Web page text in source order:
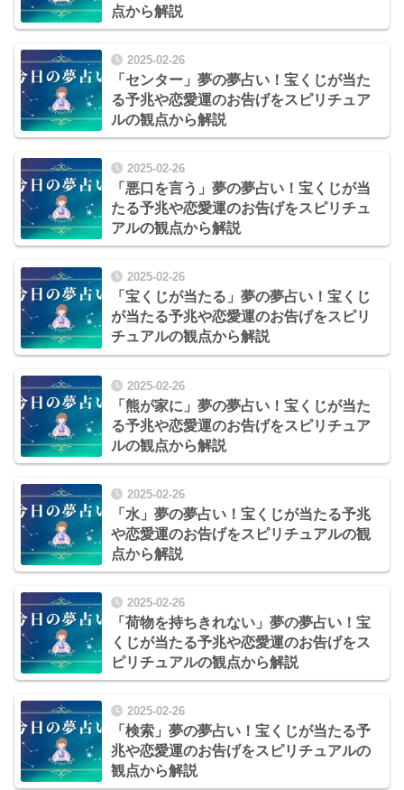
点から解説
2025-02-26
「センター」夢の夢占い！宝くじが当た
る予兆や恋愛運のお告げをスピリチュア
ルの観点から解説
2025-02-26
「悪口を言う」夢の夢占い！宝くじが当
たる予兆や恋愛運のお告げをスピリチュ
アルの観点から解説
2025-02-26
「宝くじが当たる」夢の夢占い！宝くじ
が当たる予兆や恋愛運のお告げをスピリ
チュアルの観点から解説
2025-02-26
「熊が家に」夢の夢占い！宝くじが当た
る予兆や恋愛運のお告げをスピリチュア
ルの観点から解説
2025-02-26
「水」夢の夢占い！宝くじが当たる予兆
や恋愛運のお告げをスピリチュアルの観
点から解説
2025-02-26
「荷物を持ちきれない」夢の夢占い！宝
くじが当たる予兆や恋愛運のお告げをス
ピリチュアルの観点から解説
2025-02-26
「検索」夢の夢占い！宝くじが当たる予
兆や恋愛運のお告げをスピリチュアルの
観点から解説